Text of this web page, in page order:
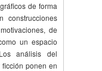
de forma
construcciones
de
un espacio
análisis del
ponen en